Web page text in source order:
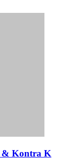
& Kontra K